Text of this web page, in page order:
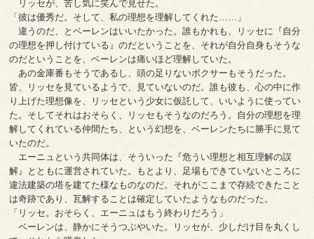
リッセが、苦し気に笑んで見せた。
「彼は優秀だ。そして、私の理想を理解してくれた……」
違うのだ、とベーレンはいいたかった。誰もかれも、リッセに『自分
の理想を押し付けている』のだということを、それが自分自身もそうな
のだということを、ベーレンは痛いほど理解していた。
あの金庫番もそうであるし、頭の足りないボクサーもそうだった。
皆、リッセを見ているようで、見ていないのだ。誰も彼も、心の中に作
り上げた理想像を、リッセという少女に仮託して、いいように使ってい
た。そしてそれはおそらく、リッセもそうなのだろう。自分の理想を理
解してくれている仲間たち、という幻想を、ベーレンたちに勝手に見て
いたのだ。
エーニュという共同体は、そういった『危うい理想と相互理解の誤
解』とともに運営されていた。もとより、足場もできていないところに
違法建築の塔を建てた様なものなのだ。それがここまで存続できたこと
は奇跡であり、瓦解することは確定していたようなものだった。
「リッセ。おそらく、エーニュはもう終わりだろう」
ベーレンは、静かにそうつぶやいた。リッセが、少しだけ目を丸くし